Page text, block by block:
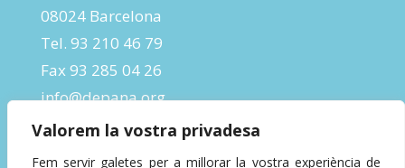
Valorem la vostra privadesa
Fem servir galetes per a millorar la vostra experiència de
08024 Barcelona
Tel. 93 210 46 79
Fax 93 285 04 26
info@depana.org